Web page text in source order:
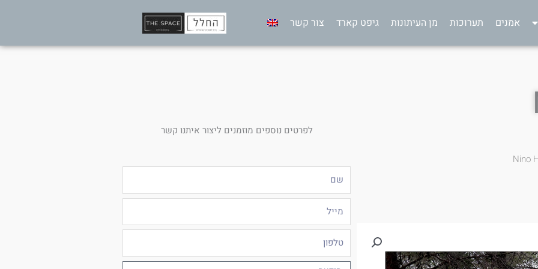
אמנים תערוכות מן העיתונות גיפט קארד צור קשר
Nino
לפרטים נוספים מוזמנים ליצור איתנו קשר
טלפון